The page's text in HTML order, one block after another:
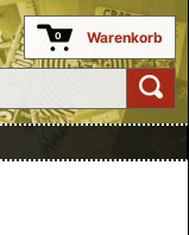
0 Warenkorb